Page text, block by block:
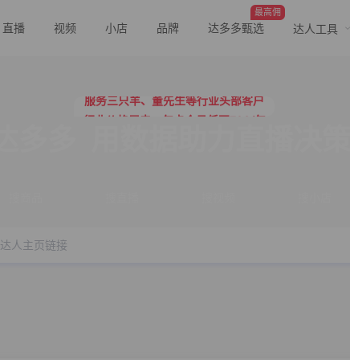
直播 视频 小店 品牌
最高佣
达多多甄选 达人工具
行业价格屠夫，年卡会员低至798/年